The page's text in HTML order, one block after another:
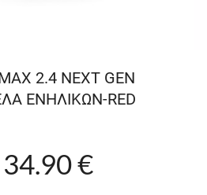
2.4 NEXT GEN
ΕΝΗΛΙΚΩΝ-RED
34.90 €